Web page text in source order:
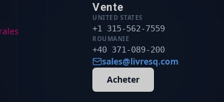
Vente
UNITED STATES
+1 315-562-7559
ROUMANIE
+40 371-089-200
sales@livresq.com
Acheter